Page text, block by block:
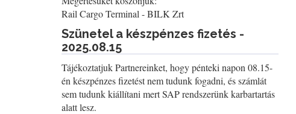
Rail Cargo Terminal - BILK Zrt
Szünetel a készpénzes fizetés -
2025.08.15
Tájékoztatjuk Partnereinket, hogy pénteki napon 08.15-
én készpénzes fizetést nem tudunk fogadni, és számlát
sem tudunk kiállítani mert SAP rendszerünk karbartartás
alatt lesz.